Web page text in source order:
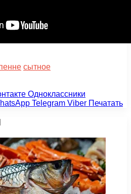
сытное
Одноклассники
Telegram Viber Печатать